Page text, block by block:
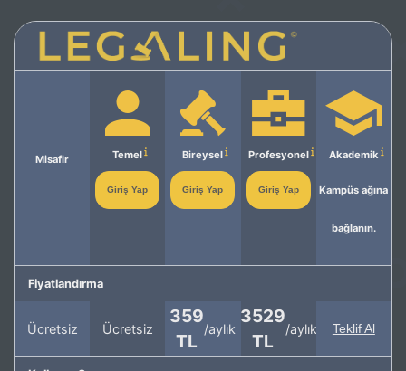
Misafir Temel
Giriş Yap
Bireysel
Giriş Yap
Profesyonel
Giriş Yap
Akademik
Kampüs ağına
bağlanın.
Fiyatlandırma
Ücretsiz Ücretsiz
359
TL
/aylık
3529
TL
/aylık Teklif Al